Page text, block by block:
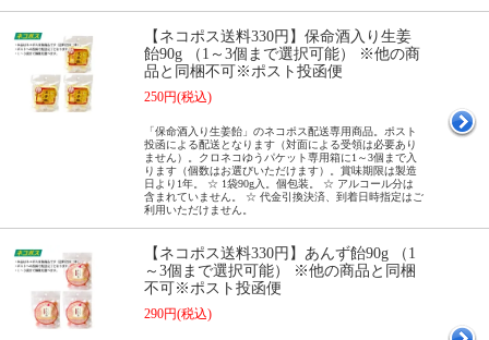
【ネコポス送料330円】保命酒入り生姜
飴90g （1～3個まで選択可能） ※他の商
品と同梱不可※ポスト投函便
250円(税込)
「保命酒入り生姜飴」のネコポス配送専用商品。ポスト
投函による配送となります（対面による受領は必要あり
ません）。クロネコゆうパケット専用箱に1～3個まで入
ります（個数はお選びいただけます）。賞味期限は製造
日より1年。 ☆ 1袋90g入。個包装。 ☆ アルコール分は
含まれていません。 ☆ 代金引換決済、到着日時指定はご
利用いただけません。
【ネコポス送料330円】あんず飴90g （1
～3個まで選択可能） ※他の商品と同梱
不可※ポスト投函便
290円(税込)